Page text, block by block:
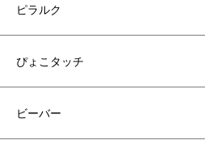
ピラルク
ぴょこタッチ
ビーバー